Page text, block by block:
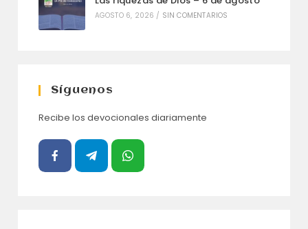
AGOSTO 6, 2026 / SIN COMENTARIOS
Síguenos
Recibe los devocionales diariamente